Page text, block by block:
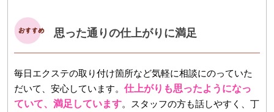
思った通りの仕上がりに満足
毎日エクステの取り付け箇所など気軽に相談にのっていた
だいて、安心しています。 仕上がりも思ったようになっ
ていて、満足しています。スタッフの方も話しやすく、丁